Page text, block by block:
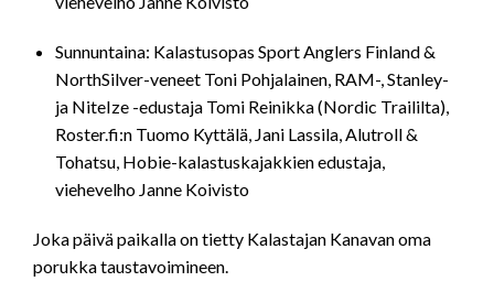
Sunnuntaina: Kalastusopas Sport Anglers Finland &
NorthSilver-veneet Toni Pohjalainen, RAM-, Stanley-
ja NiteIze -edustaja Tomi Reinikka (Nordic Traililta),
Roster.fi:n Tuomo Kyttälä, Jani Lassila, Alutroll &
Tohatsu, Hobie-kalastuskajakkien edustaja,
viehevelho Janne Koivisto
Joka päivä paikalla on tietty Kalastajan Kanavan oma
porukka taustavoimineen.